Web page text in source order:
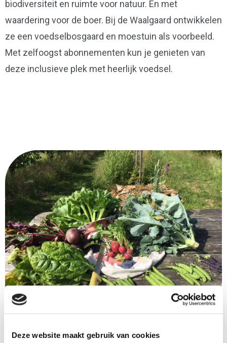
Deze website maakt gebruik van cookies
biodiversiteit en ruimte voor natuur. Én met
waardering voor de boer. Bij de Waalgaard ontwikkelen
ze een voedselbosgaard en moestuin als voorbeeld.
Met zelfoogst abonnementen kun je genieten van
deze inclusieve plek met heerlijk voedsel.
Oogst zelf verse groenten,